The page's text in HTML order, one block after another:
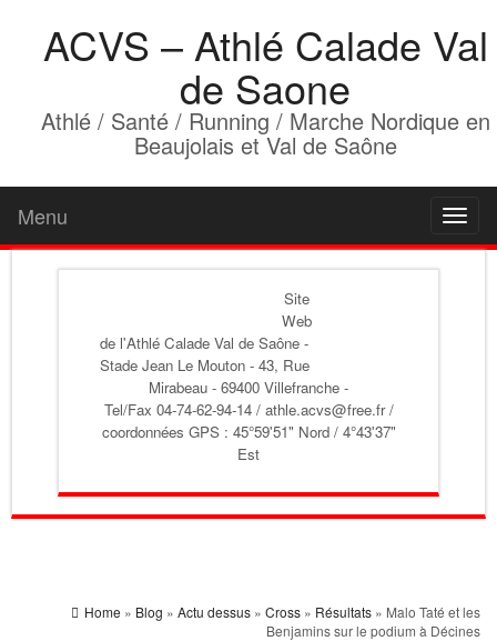
ACVS – Athlé Calade Val
de Saone
Athlé / Santé / Running / Marche Nordique en
Beaujolais et Val de Saône
Menu
Site
Web
de l'Athlé Calade Val de Saône -
Stade Jean Le Mouton - 43, Rue
Mirabeau - 69400 Villefranche -
Tel/Fax 04-74-62-94-14 / athle.acvs@free.fr /
coordonnées GPS : 45°59'51" Nord / 4°43'37"
Est
Home » Blog » Actu dessus » Cross » Résultats » Malo Taté et les
Benjamins sur le podium à Décines